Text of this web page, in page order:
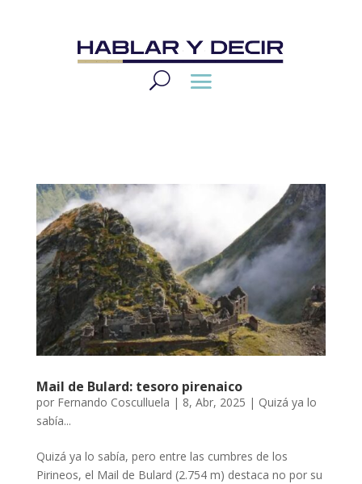
Mail de Bulard: tesoro pirenaico
por Fernando Cosculluela | 8, Abr, 2025 | Quizá ya lo
sabía...
Quizá ya lo sabía, pero entre las cumbres de los
Pirineos, el Mail de Bulard (2.754 m) destaca no por su